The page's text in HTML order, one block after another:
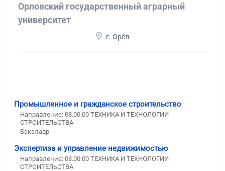
Орловский государственный аграрный
университет
г. Орёл
Промышленное и гражданское строительство
Направление: 08.00.00 ТЕХНИКА И ТЕХНОЛОГИИ
СТРОИТЕЛЬСТВА
Бакалавр
Экспертиза и управление недвижимостью
Направление: 08.00.00 ТЕХНИКА И ТЕХНОЛОГИИ
СТРОИТЕЛЬСТВА